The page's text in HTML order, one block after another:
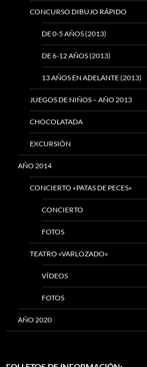
CONCURSO DIBUJO RÁPIDO
DE 0-5 AÑOS (2013)
DE 6-12 AÑOS (2013)
13 AÑOS EN ADELANTE (2013)
JUEGOS DE NIÑOS – AÑO 2013
CHOCOLATADA
EXCURSIÓN
AÑO 2014
CONCIERTO «PATAS DE PECES»
CONCIERTO
FOTOS
TEATRO «VARLOZADO»
VÍDEOS
FOTOS
AÑO 2020